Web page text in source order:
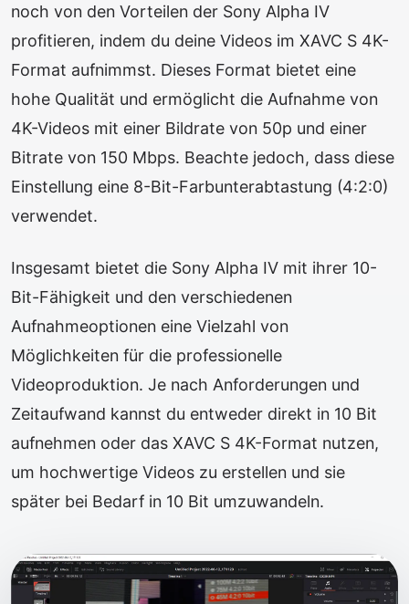
noch von den Vorteilen der Sony Alpha IV
profitieren, indem du deine Videos im XAVC S 4K-
Format aufnimmst. Dieses Format bietet eine
hohe Qualität und ermöglicht die Aufnahme von
4K-Videos mit einer Bildrate von 50p und einer
Bitrate von 150 Mbps. Beachte jedoch, dass diese
Einstellung eine 8-Bit-Farbunterabtastung (4:2:0)
verwendet.
Insgesamt bietet die Sony Alpha IV mit ihrer 10-
Bit-Fähigkeit und den verschiedenen
Aufnahmeoptionen eine Vielzahl von
Möglichkeiten für die professionelle
Videoproduktion. Je nach Anforderungen und
Zeitaufwand kannst du entweder direkt in 10 Bit
aufnehmen oder das XAVC S 4K-Format nutzen,
um hochwertige Videos zu erstellen und sie
später bei Bedarf in 10 Bit umzuwandeln.